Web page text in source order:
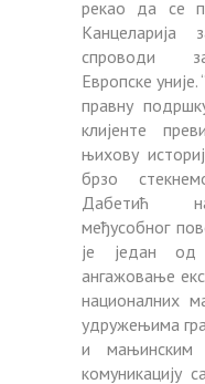
рекао да се
спроводи
Европске
правну
клијенте
њихову
брзо
Дабетић
међусобног
је један од
ангажовање
националних
удружењима
и мањинским
комуникацију